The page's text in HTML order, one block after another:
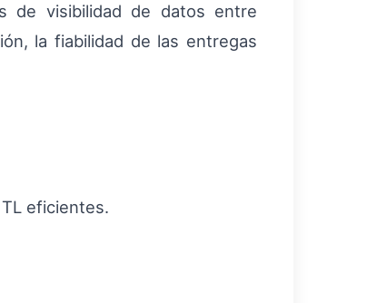
de visibilidad de datos entre
la fiabilidad de las entregas
eficientes.